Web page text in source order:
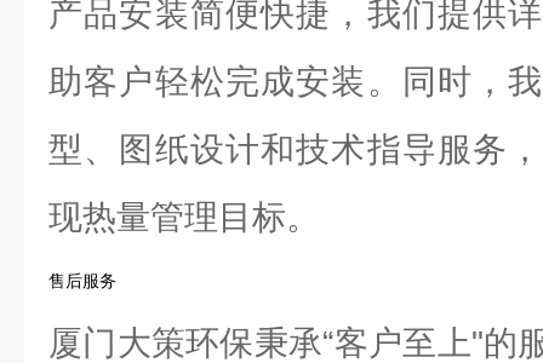
产品安装简便快捷，我们提供
助客户轻松完成安装。同时，
型、图纸设计和技术指导服务
现热量管理目标。
售后服务
厦门大策环保秉承“客户至上"的